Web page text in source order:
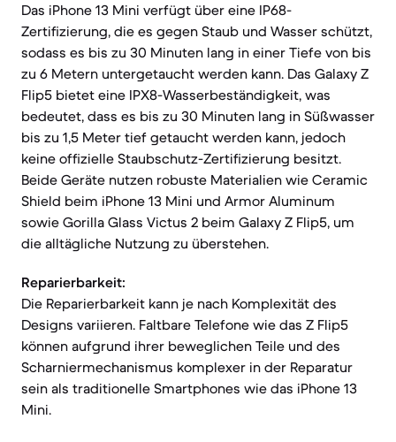
Das iPhone 13 Mini verfügt über eine IP68-
Zertifizierung, die es gegen Staub und Wasser schützt,
sodass es bis zu 30 Minuten lang in einer Tiefe von bis
zu 6 Metern untergetaucht werden kann. Das Galaxy Z
Flip5 bietet eine IPX8-Wasserbeständigkeit, was
bedeutet, dass es bis zu 30 Minuten lang in Süßwasser
bis zu 1,5 Meter tief getaucht werden kann, jedoch
keine offizielle Staubschutz-Zertifizierung besitzt.
Beide Geräte nutzen robuste Materialien wie Ceramic
Shield beim iPhone 13 Mini und Armor Aluminum
sowie Gorilla Glass Victus 2 beim Galaxy Z Flip5, um
die alltägliche Nutzung zu überstehen.
Reparierbarkeit:
Die Reparierbarkeit kann je nach Komplexität des
Designs variieren. Faltbare Telefone wie das Z Flip5
können aufgrund ihrer beweglichen Teile und des
Scharniermechanismus komplexer in der Reparatur
sein als traditionelle Smartphones wie das iPhone 13
Mini.